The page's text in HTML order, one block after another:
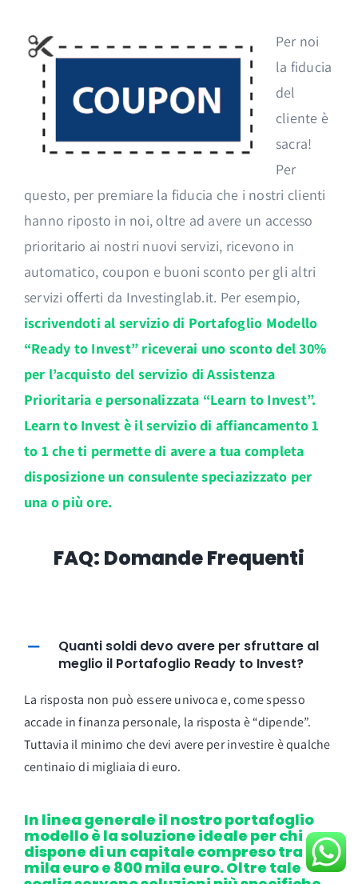
Per noi
la fiducia
del
cliente è
sacra!
Per
questo, per premiare la fiducia che i nostri clienti
hanno riposto in noi, oltre ad avere un accesso
prioritario ai nostri nuovi servizi, ricevono in
automatico, coupon e buoni sconto per gli altri
servizi offerti da Investinglab.it. Per esempio,
iscrivendoti al servizio di Portafoglio Modello
“Ready to Invest” riceverai uno sconto del 30%
per l’acquisto del servizio di Assistenza
Prioritaria e personalizzata “Learn to Invest”.
Learn to Invest è il servizio di affiancamento 1
to 1 che ti permette di avere a tua completa
disposizione un consulente speciazizzato per
una o più ore.
FAQ: Domande Frequenti
Quanti soldi devo avere per sfruttare al
meglio il Portafoglio Ready to Invest?
La risposta non può essere univoca e, come spesso
accade in finanza personale, la risposta è “dipende”.
Tuttavia il minimo che devi avere per investire è qualche
centinaio di migliaia di euro.
In linea generale il nostro portafoglio
modello è la soluzione ideale per chi
dispone di un capitale compreso tra 100
mila euro e 800 mila euro. Oltre tale